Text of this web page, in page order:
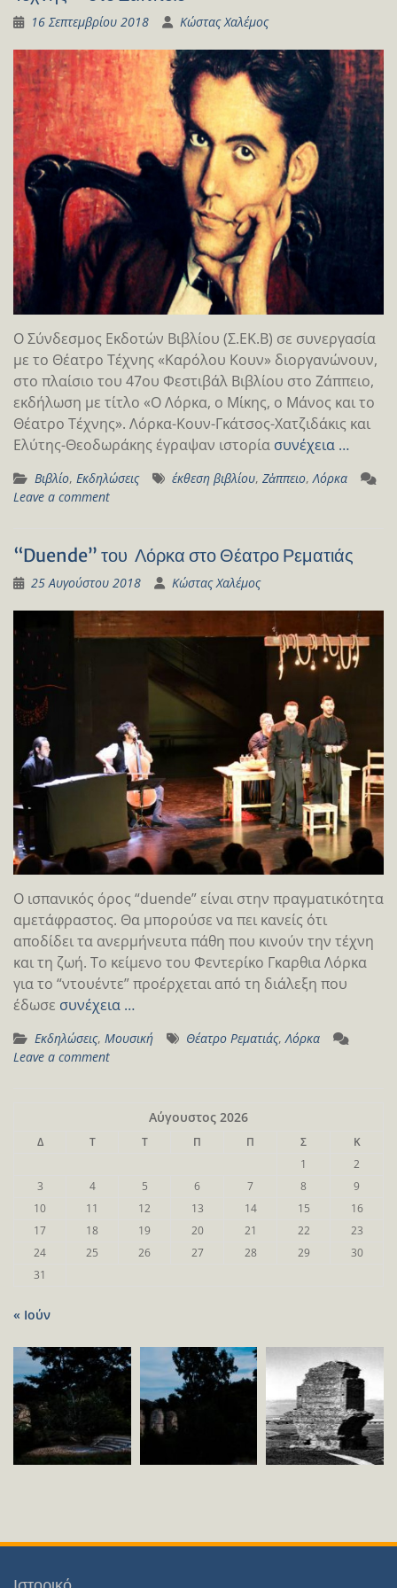
16 Σεπτεμβρίου 2018 Κώστας Χαλέμος
Ο Σύνδεσμος Εκδοτών Βιβλίου (Σ.ΕΚ.Β) σε συνεργασία
με το Θέατρο Τέχνης «Καρόλου Κουν» διοργανώνουν,
στο πλαίσιο του 47ου Φεστιβάλ Βιβλίου στο Ζάππειο,
εκδήλωση με τίτλο «Ο Λόρκα, ο Μίκης, ο Μάνος και το
Θέατρο Τέχνης». Λόρκα-Κουν-Γκάτσος-Χατζιδάκις και
Ελύτης-Θεοδωράκης έγραψαν ιστορία συνέχεια …
Βιβλίο, Εκδηλώσεις έκθεση βιβλίου, Ζἀππειο, Λόρκα
Leave a comment
“Duende” του Λόρκα στο Θέατρο Ρεματιάς
25 Αυγούστου 2018 Κώστας Χαλέμος
Ο ισπανικός όρος “duende” είναι στην πραγματικότητα
αμετάφραστος. Θα μπορούσε να πει κανείς ότι
αποδίδει τα ανερμήνευτα πάθη που κινούν την τέχνη
και τη ζωή. Το κείμενο του Φεντερίκο Γκαρθια Λόρκα
για το “ντουέντε” προέρχεται από τη διάλεξη που
έδωσε συνέχεια …
Εκδηλώσεις, Μουσική Θέατρο Ρεματιάς,Λόρκα
Leave a comment
Αύγουστος 2026
Δ Τ Τ Π Π Σ
Κ
1
2
3
4 5 6 7 8
9
10
11 12 13 14 15
16
17
18 19 20 21 22
23
24
25 26 27 28 29
30
31
« Ιούν